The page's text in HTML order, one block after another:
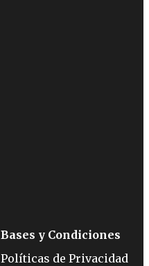
Bases y Condiciones
Políticas de Privacidad